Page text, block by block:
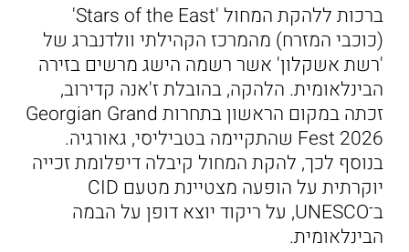
ברכות ללהקת המחול 'Stars of the East'
(כוכבי המזרח) מהמרכז הקהילתי וולדנברג של
'רשת אשקלון' אשר רשמה הישג מרשים בזירה
הבינלאומית. הלהקה, בהובלת ז'אנה קדירוב,
זכתה במקום הראשון בתחרות Georgian Grand
Fest 2026 שהתקיימה בטביליסי, גאורגיה.
בנוסף לכך, להקת המחול קיבלה דיפלומת זכייה
יוקרתית על הופעה מצטיינת מטעם CID
ב־UNESCO, על ריקוד יוצא דופן על הבמה
הבינלאומית.